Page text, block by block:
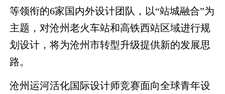
等领衔的6家国内外设计团队，以“站城融合”为
主题，对沧州老火车站和高铁西站区域进行规
划设计，将为沧州市转型升级提供新的发展思
路。
沧州运河活化国际设计师竞赛面向全球青年设